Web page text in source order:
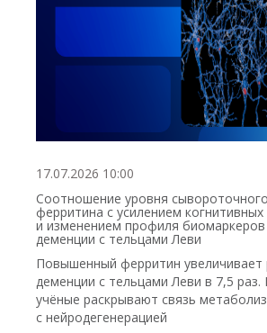
17.07.2026 10:00
Соотношение уровня сывороточного
ферритина с усилением
и изменением профиля
деменции с тельцами Леви
Повышенный ферритин увеличивает
деменции с тельцами Леви в 7,5 раз.
учёные раскрывают связь
с нейродегенерацией